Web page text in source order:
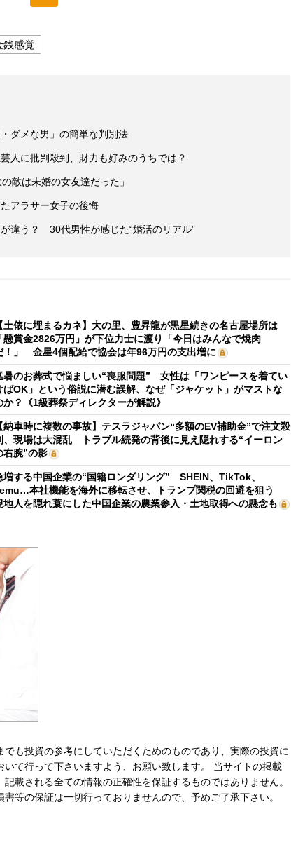
銭感覚
ダメな男」の簡単な判別法
人に批判殺到、財力も好みのうちでは？
敵は未婚の女友達だった」
アラサー女子の後悔
違う？ 30代男性が感じた“婚活のリアル”
【土俵に埋まるカネ】大の里、豊昇龍が黒星続きの名古屋場所は
「懸賞金2826万円」が下位力士に渡り「今日はみんなで焼肉
！」 金星4個配給で協会は年96万円の支出増に
暑のお葬式で悩ましい“喪服問題” 女性は「ワンピースを着てい
ばOK」という俗説に潜む誤解、なぜ「ジャケット」がマストな
か？《1級葬祭ディレクターが解説》
【納車時に複数の事故】テスラジャパン“多額のEV補助金”で注文殺
、現場は大混乱 トラブル続発の背後に見え隠れする“イーロン
右腕”の影
増する中国企業の“国籍ロンダリング” SHEIN、TikTok、
本社機能を海外に移転させ、トランプ関税の回避を狙う
地人を隠れ蓑にした中国企業の農業参入・土地取得への懸念も
も投資の参考にしていただくためのものであり、実際の投資に
て行って下さいますよう、お願い致します。 当サイトの掲載
載される全ての情報の正確性を保証するものではありません。
等の保証は一切行っておりませんので、予めご了承下さい。